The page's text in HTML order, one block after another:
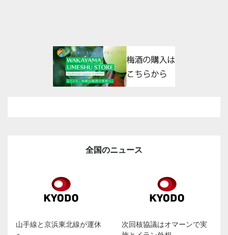
全国のニュース
山手線と京浜東北線が運休
次回核協議はオマーンで実